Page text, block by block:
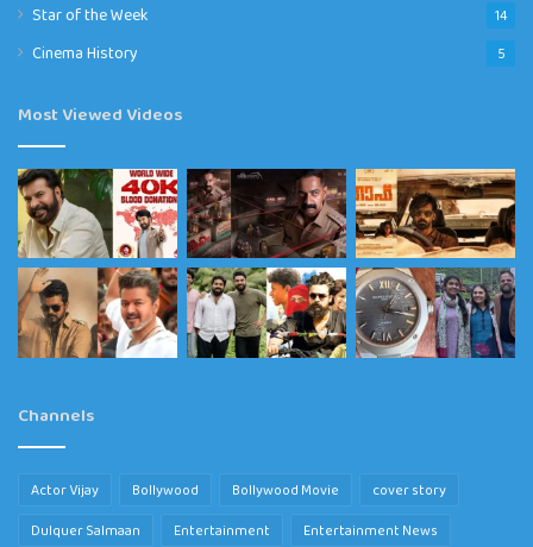
Star of the Week 14
Cinema History 5
Most Viewed Videos
Channels
Actor Vijay Bollywood Bollywood Movie
cover story
Dulquer Salmaan
Entertainment Entertainment News